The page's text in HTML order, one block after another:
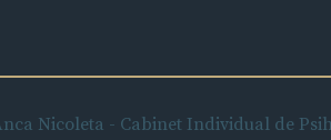
Nicoleta - Cabinet Individual de